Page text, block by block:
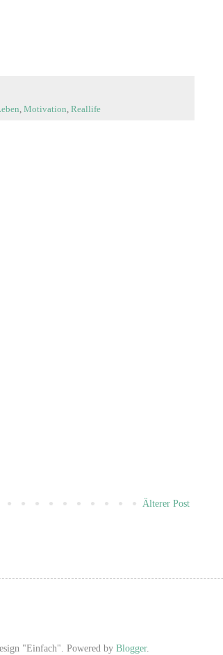
Motivation Reallife
Älterer Post
"Einfach". Powered by Blogger.